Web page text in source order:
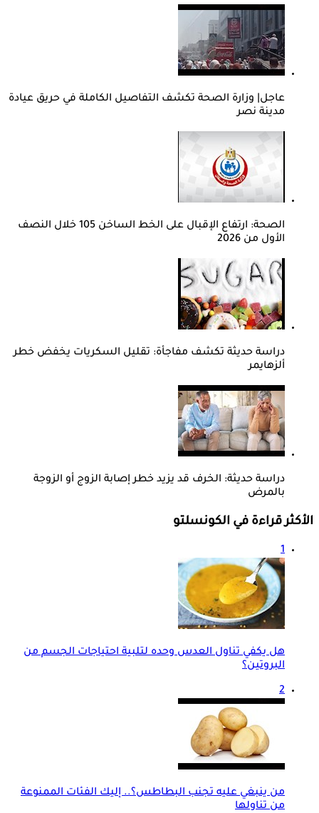
عاجل| وزارة الصحة تكشف التفاصيل الكاملة في حريق عيادة
مدينة نصر
الصحة: ارتفاع الإقبال على الخط الساخن 105 خلال النصف
الأول من 2026
دراسة حديثة تكشف مفاجأة: تقليل السكريات يخفض خطر
ألزهايمر
دراسة حديثة: الخرف قد يزيد خطر إصابة الزوج أو الزوجة
بالمرض
الأكثر قراءة في الكونسلتو
1
هل يكفي تناول العدس وحده لتلبية احتياجات الجسم من
البروتين؟
2
من ينبغي عليه تجنب البطاطس؟.. إليك الفئات الممنوعة
من تناولها